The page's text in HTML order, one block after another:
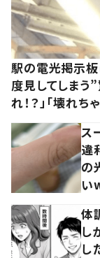
駅の電光掲示
度見してしまう
れ！？」「壊れち
ス
違
の
い
体
し
し